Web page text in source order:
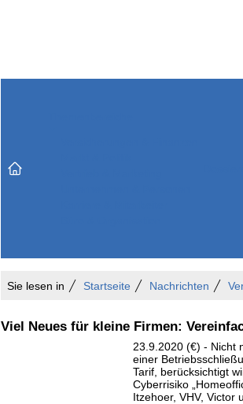
Sie lesen in Startseite Nachrichten
Viel Neues für kleine Firmen:
23.9.2020 (€) - Nicht
einer
Tarif, berücksichtigt
Cyberrisiko
Itzehoer, VHV, Victor